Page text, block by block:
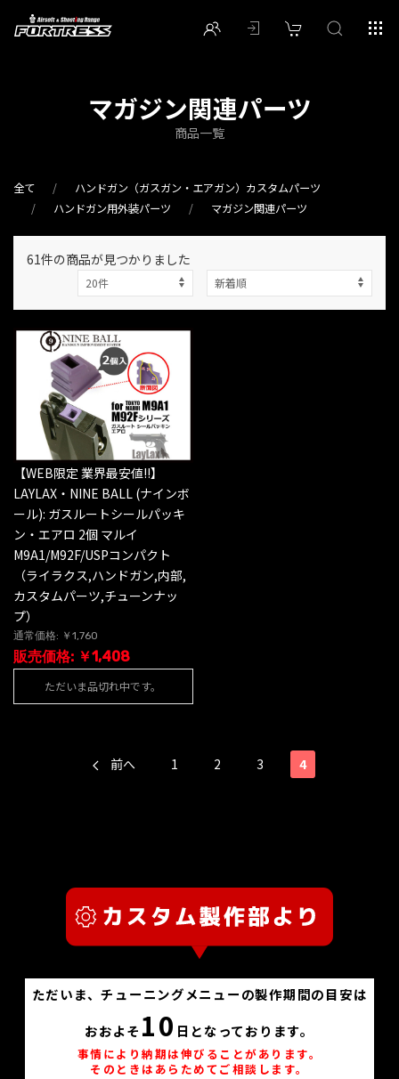
マガジン関連パーツ
商品一覧
全て
ハンドガン（ガスガン・エアガン）カスタムパーツ
ハンドガン用外装パーツ
マガジン関連パーツ
61件の商品が見つかりました
【WEB限定 業界最安値!!】
LAYLAX・NINE BALL (ナインボ
ール): ガスルートシールパッキ
ン・エアロ 2個 マルイ
M9A1/M92F/USPコンパクト
（ライラクス,ハンドガン,内部,
カスタムパーツ,チューンナッ
プ）
通常価格: ￥1,760
販売価格: ￥1,408
ただいま品切れ中です。
前へ 1 2 3 4
ただいま、チューニングメニューの製作期間の目安は
おおよそ 10 日となっております。
事情により納期は伸びることがあります。
そのときはあらためてご相談します。